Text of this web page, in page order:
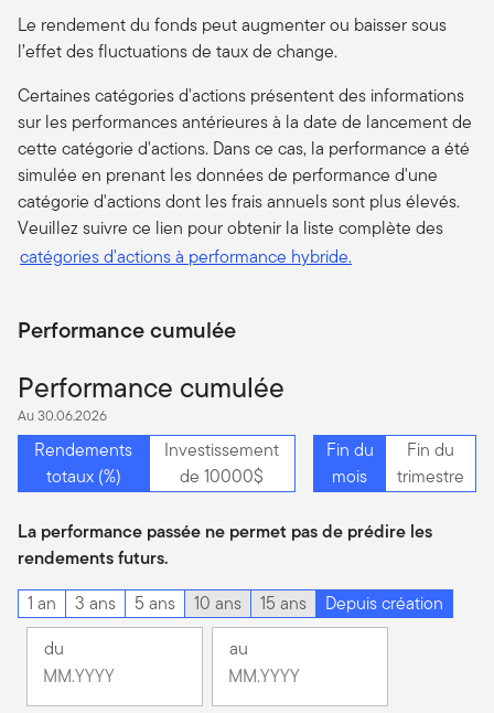
Le rendement du fonds peut augmenter ou baisser sous
l’effet des fluctuations de taux de change.
Certaines catégories d'actions présentent des informations
sur les performances antérieures à la date de lancement de
cette catégorie d'actions. Dans ce cas, la performance a été
simulée en prenant les données de performance d'une
catégorie d'actions dont les frais annuels sont plus élevés.
Veuillez suivre ce lien pour obtenir la liste complète des
catégories d'actions à performance hybride.
Performance cumulée
Performance cumulée
Au 30.06.2026
Rendements
totaux (%)
Investissement
de 10000$
Fin du
mois
Fin du
trimestre
La performance passée ne permet pas de prédire les
rendements futurs.
1 an
3 ans 5 ans 10 ans 15 ans
Depuis création
du
Changement
au